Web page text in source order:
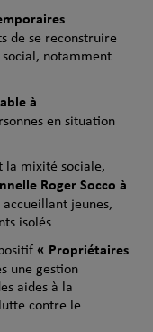
de se reconstruire
notamment
à
en situation
la mixité sociale,
Roger Socco à
jeunes,
isolés
« Propriétaires
une gestion
aides à la
contre le